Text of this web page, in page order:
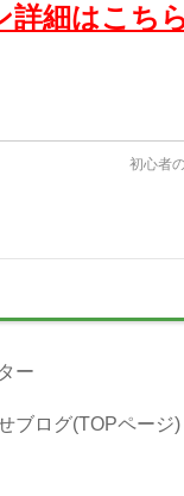
詳細はこち
初心者
ー
ブログ(TOPページ)